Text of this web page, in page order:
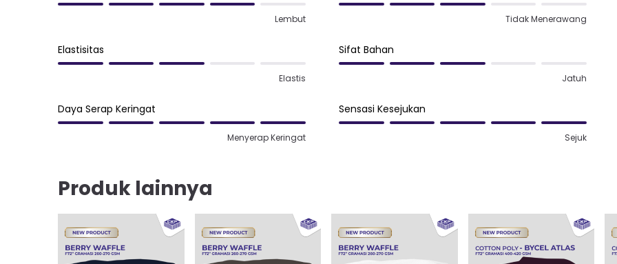
Lembut Tidak Menerawang
Elastisitas
Elastis
Sifat Bahan
Jatuh
Daya Serap Keringat
Menyerap Keringat
Sensasi Kesejukan
Sejuk
Produk lainnya